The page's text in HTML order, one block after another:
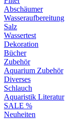
Abschäumer
Wasseraufbereitung
Salz
Wassertest
Dekoration
Bücher
Zubehör
Aquarium Zubehör
Diverses
Schlauch
Aquaristik Literatur
SALE %
Neuheiten